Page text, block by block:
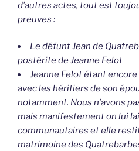
d’autres actes, tout est
preuves :
Le défunt Jean de
postérite de Jeanne Felot
Jeanne Felot étant
avec les héritiers de son
notamment. Nous n’avons
mais manifestement on lui
communautaires et elle
matrimoine des